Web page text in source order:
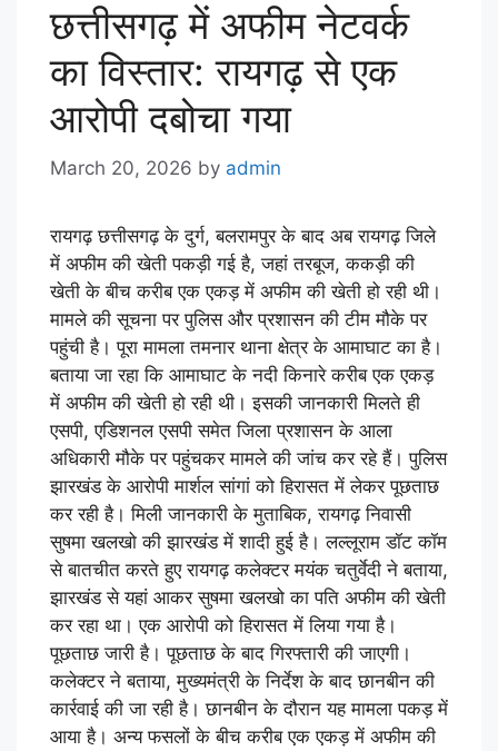
छत्तीसगढ़ में अफीम नेटवर्क
का विस्तार: रायगढ़ से एक
आरोपी दबोचा गया
March 20, 2026 by admin
रायगढ़ छत्तीसगढ़ के दुर्ग, बलरामपुर के बाद अब रायगढ़ जिले
में अफीम की खेती पकड़ी गई है, जहां तरबूज, ककड़ी की
खेती के बीच करीब एक एकड़ में अफीम की खेती हो रही थी।
मामले की सूचना पर पुलिस और प्रशासन की टीम मौके पर
पहुंची है। पूरा मामला तमनार थाना क्षेत्र के आमाघाट का है।
बताया जा रहा कि आमाघाट के नदी किनारे करीब एक एकड़
में अफीम की खेती हो रही थी। इसकी जानकारी मिलते ही
एसपी, एडिशनल एसपी समेत जिला प्रशासन के आला
अधिकारी मौके पर पहुंचकर मामले की जांच कर रहे हैं। पुलिस
झारखंड के आरोपी मार्शल सांगां को हिरासत में लेकर पूछताछ
कर रही है। मिली जानकारी के मुताबिक, रायगढ़ निवासी
सुषमा खलखो की झारखंड में शादी हुई है। लल्लूराम डॉट कॉम
से बातचीत करते हुए रायगढ़ कलेक्टर मयंक चतुर्वेदी ने बताया,
झारखंड से यहां आकर सुषमा खलखो का पति अफीम की खेती
कर रहा था। एक आरोपी को हिरासत में लिया गया है।
पूछताछ जारी है। पूछताछ के बाद गिरफ्तारी की जाएगी।
कलेक्टर ने बताया, मुख्यमंत्री के निर्देश के बाद छानबीन की
कार्रवाई की जा रही है। छानबीन के दौरान यह मामला पकड़ में
आया है। अन्य फसलों के बीच करीब एक एकड़ में अफीम की